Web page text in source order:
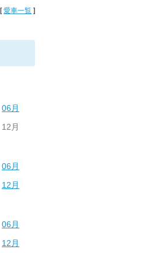
[愛車一覧 ]
06月
12月
06月
12月
06月
12月